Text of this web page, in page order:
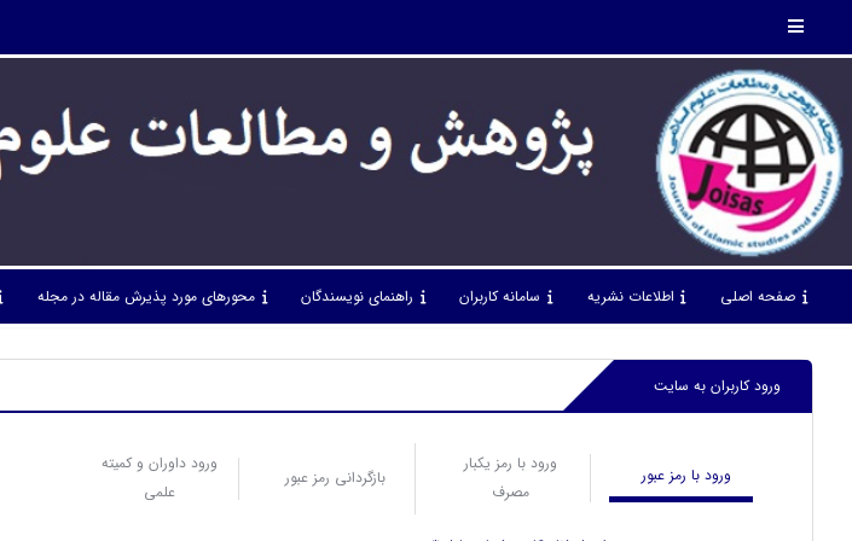
صفحه اصلی اطلاعات نشریه سامانه کاربران راهنمای نویسندگان محورهای مورد پذیرش مقاله در مجله
ورود کاربران به سایت
ورود با رمز عبور
ورود با رمز یکبار
مصرف
بازگردانی رمز عبور
ورود داوران و کمیته
علمی